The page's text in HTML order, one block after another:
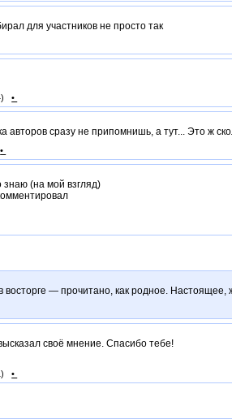
для участников не просто так
•
авторов сразу не припомнишь, а тут... Это ж
•
знаю (на мой взгляд)
— прочитано, как родное. Настоящее,
своё мнение. Спасибо тебе!
•